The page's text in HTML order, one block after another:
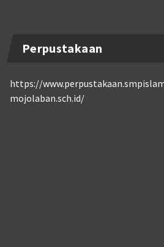
Perpustakaan
https://
mojolaban.sch.id/